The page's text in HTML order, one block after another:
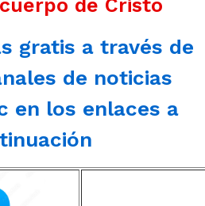
de Cristo
gratis a través de
de noticias
en los enlaces a